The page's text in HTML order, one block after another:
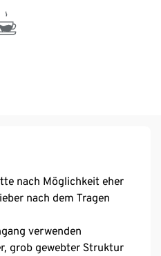
nach Möglichkeit eher
nach dem Tragen
verwenden
grob gewebter Struktur